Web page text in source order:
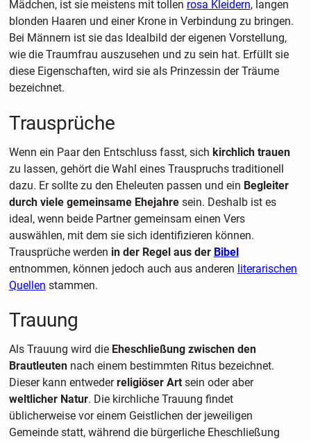
Mädchen, ist sie meistens mit tollen rosa Kleidern, langen
blonden Haaren und einer Krone in Verbindung zu bringen.
Bei Männern ist sie das Idealbild der eigenen Vorstellung,
wie die Traumfrau auszusehen und zu sein hat. Erfüllt sie
diese Eigenschaften, wird sie als Prinzessin der Träume
bezeichnet.
Trausprüche
Wenn ein Paar den Entschluss fasst, sich kirchlich trauen
zu lassen, gehört die Wahl eines Trauspruchs traditionell
dazu. Er sollte zu den Eheleuten passen und ein Begleiter
durch viele gemeinsame Ehejahresein. Deshalb ist es
ideal, wenn beide Partner gemeinsam einen Vers
auswählen, mit dem sie sich identifizieren können.
Trausprüche werden in der Regel aus der Bibel
entnommen, können jedoch auch aus anderen literarischen
Quellen stammen.
Trauung
Als Trauung wird die Eheschließung zwischen den
Brautleutennach einem bestimmten Ritus bezeichnet.
Dieser kann entwederreligiöser Artsein oder aber
weltlicher Natur. Die kirchliche Trauung findet
üblicherweise vor einem Geistlichen der jeweiligen
Gemeinde statt, während die bürgerliche Eheschließung